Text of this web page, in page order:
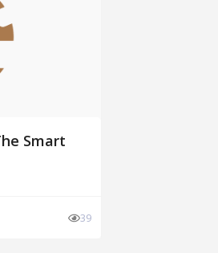
Smart
39